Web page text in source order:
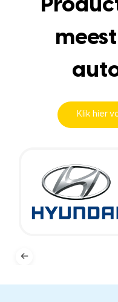
Klik hier
←